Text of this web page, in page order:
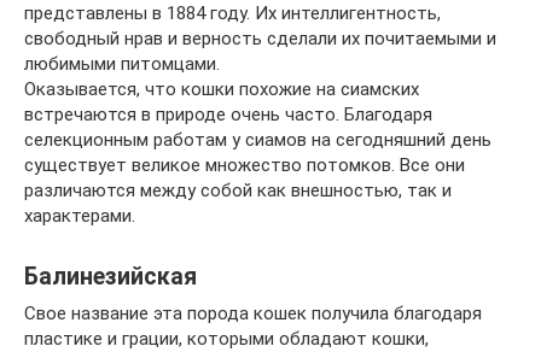
представлены в 1884 году. Их интеллигентность,
свободный нрав и верность сделали их почитаемыми и
любимыми питомцами.
Оказывается, что кошки похожие на сиамских
встречаются в природе очень часто. Благодаря
селекционным работам у сиамов на сегодняшний день
существует великое множество потомков. Все они
различаются между собой как внешностью, так и
характерами.
Балинезийская
Свое название эта порода кошек получила благодаря
пластике и грации, которыми обладают кошки,